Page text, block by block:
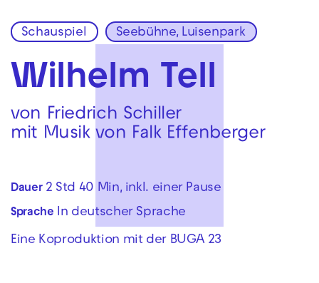
Zur Hauptnavigation springen
Zum Hauptinhalt springen Zum Footer springen
Schauspiel Seebühne, Luisenpark
Wilhelm Tell
von Friedrich Schiller
mit Musik von Falk Effenberger
Dauer 2 Std 40 Min, inkl. einer Pause
Sprache In deutscher Sprache
Eine Koproduktion mit der BUGA 23